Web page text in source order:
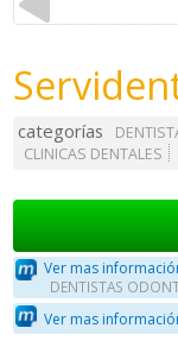
categorías
CLINICAS DENTALES
Ver mas
DENTISTAS
Ver mas